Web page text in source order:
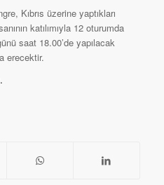
Kıbrıs üzerine yaptıkları
katılımıyla 12 oturumda
saat 18.00’de yapılacak
erecektir.